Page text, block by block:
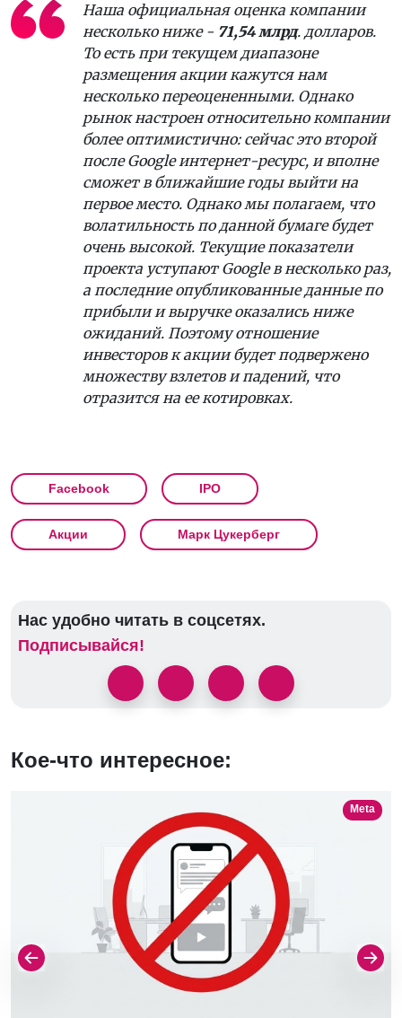
Наша официальная оценка компании
несколько ниже - 71,54 млрд. долларов.
То есть при текущем диапазоне
размещения акции кажутся нам
несколько переоцененными. Однако
рынок настроен относительно компании
более оптимистично: сейчас это второй
после Google интернет-ресурс, и вполне
сможет в ближайшие годы выйти на
первое место. Однако мы полагаем, что
волатильность по данной бумаге будет
очень высокой. Текущие показатели
проекта уступают Google в несколько раз,
а последние опубликованные данные по
прибыли и выручке оказались ниже
ожиданий. Поэтому отношение
инвесторов к акции будет подвержено
множеству взлетов и падений, что
отразится на ее котировках.
Facebook IPO
Акции Марк Цукерберг
Нас удобно читать в соцсетях.
Подписывайся!
Кое-что интересное:
Meta